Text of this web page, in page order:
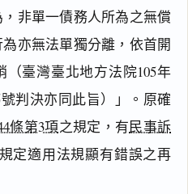
非單一債務人所為之無償
亦無法單獨分離，依首開
臺灣臺北地方法院105年
號判決亦同此旨）」。原確
條第3項之規定，有民事訴
定適用法規顯有錯誤之再